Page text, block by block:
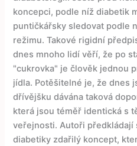
koncepci, podle níž diabetik
puntičkářsky sledovat podle
režimu. Takové rigidní
dnes mnoho lidí věří, že po
"cukrovka" je člověk jednou
jídla. Potěšitelné je, že dnes
dřívějšku dávána taková
která jsou téměř identická s
veřejnosti. Autoři předkládají
diabetiky zdařilý koncept,